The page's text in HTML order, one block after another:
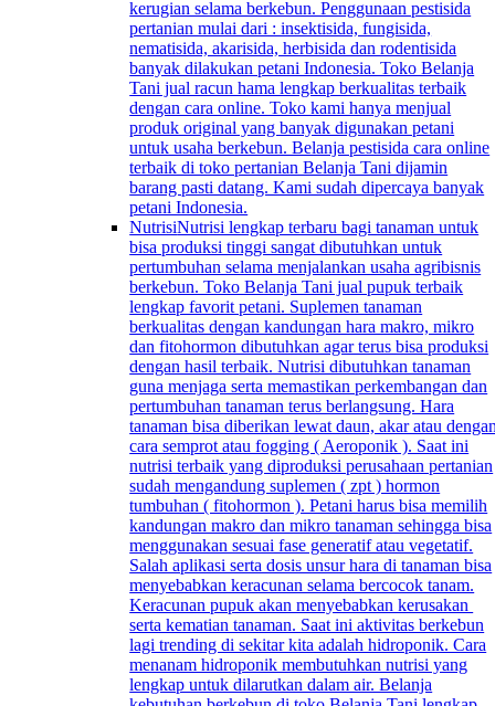
kerugian selama berkebun. Penggunaan pestisida
pertanian mulai dari : insektisida, fungisida,
nematisida, akarisida, herbisida dan rodentisida
banyak dilakukan petani Indonesia. Toko Belanja
Tani jual racun hama lengkap berkualitas terbaik
dengan cara online. Toko kami hanya menjual
produk original yang banyak digunakan petani
untuk usaha berkebun. Belanja pestisida cara online
terbaik di toko pertanian Belanja Tani dijamin
barang pasti datang. Kami sudah dipercaya banyak
petani Indonesia.
NutrisiNutrisi lengkap terbaru bagi tanaman untuk
bisa produksi tinggi sangat dibutuhkan untuk
pertumbuhan selama menjalankan usaha agribisnis
berkebun. Toko Belanja Tani jual pupuk terbaik
lengkap favorit petani. Suplemen tanaman
berkualitas dengan kandungan hara makro, mikro
dan fitohormon dibutuhkan agar terus bisa produksi
dengan hasil terbaik. Nutrisi dibutuhkan tanaman
guna menjaga serta memastikan perkembangan dan
pertumbuhan tanaman terus berlangsung. Hara
tanaman bisa diberikan lewat daun, akar atau
cara semprot atau fogging ( Aeroponik ). Saat ini
nutrisi terbaik yang diproduksi perusahaan pertanian
sudah mengandung suplemen ( zpt ) hormon
tumbuhan ( fitohormon ). Petani harus bisa memilih
kandungan makro dan mikro tanaman sehingga bisa
menggunakan sesuai fase generatif atau vegetatif.
Salah aplikasi serta dosis unsur hara di tanaman bisa
menyebabkan keracunan selama bercocok tanam.
Keracunan pupuk akan menyebabkan kerusakan
serta kematian tanaman. Saat ini aktivitas berkebun
lagi trending di sekitar kita adalah hidroponik. Cara
menanam hidroponik membutuhkan nutrisi yang
lengkap untuk dilarutkan dalam air. Belanja